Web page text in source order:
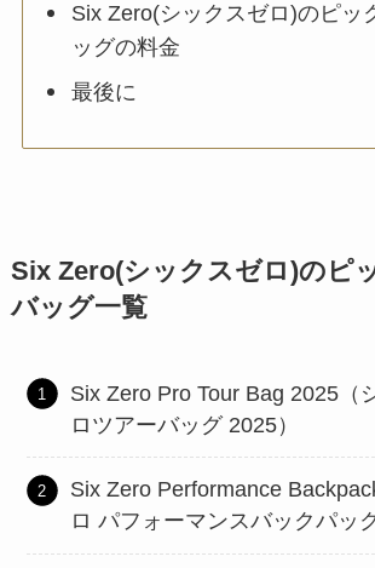
Six Zero(シックスゼロ)のピッ
ッグの料金
最後に
Six Zero(シックスゼロ)のピ
バッグ一覧
Six Zero Pro Tour Bag 2025（
ロツアーバッグ 2025）
Six Zero Performance
ロ パフォーマンスバックパック